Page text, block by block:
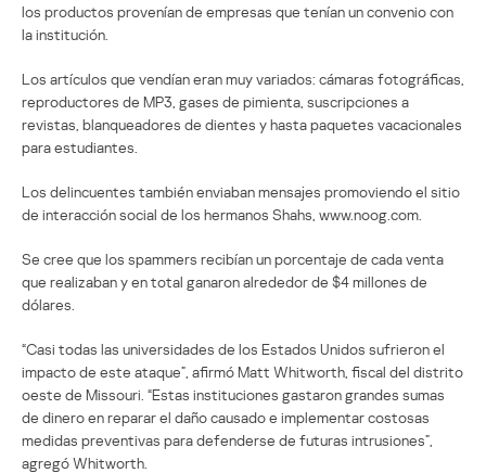
los productos provenían de empresas que tenían un convenio con
la institución.
Los artículos que vendían eran muy variados: cámaras fotográficas,
reproductores de MP3, gases de pimienta, suscripciones a
revistas, blanqueadores de dientes y hasta paquetes vacacionales
para estudiantes.
Los delincuentes también enviaban mensajes promoviendo el sitio
de interacción social de los hermanos Shahs, www.noog.com.
Se cree que los spammers recibían un porcentaje de cada venta
que realizaban y en total ganaron alrededor de $4 millones de
dólares.
“Casi todas las universidades de los Estados Unidos sufrieron el
impacto de este ataque”, afirmó Matt Whitworth, fiscal del distrito
oeste de Missouri. “Estas instituciones gastaron grandes sumas
de dinero en reparar el daño causado e implementar costosas
medidas preventivas para defenderse de futuras intrusiones”,
agregó Whitworth.